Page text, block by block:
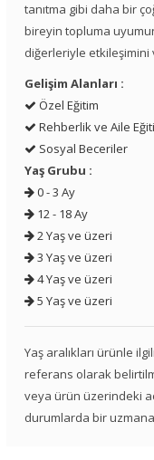
tanıtma gibi daha bir
bireyin topluma
diğerleriyle etkileşimini
Gelişim Alanları :
Özel Eğitim
Rehberlik ve Aile
Sosyal Beceriler
Yaş Grubu :
0 - 3 Ay
12 - 18 Ay
2 Yaş ve üzeri
3 Yaş ve üzeri
4 Yaş ve üzeri
5 Yaş ve üzeri
Yaş aralıkları ürünle
referans olarak
veya ürün üzerindeki
durumlarda bir uzmana